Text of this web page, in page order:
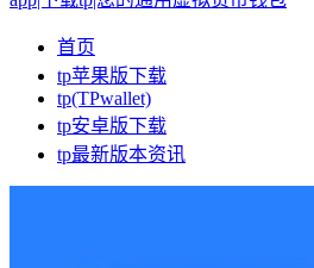
首页
tp苹果版下载
tp(TPwallet)
tp安卓版下载
tp最新版本资讯